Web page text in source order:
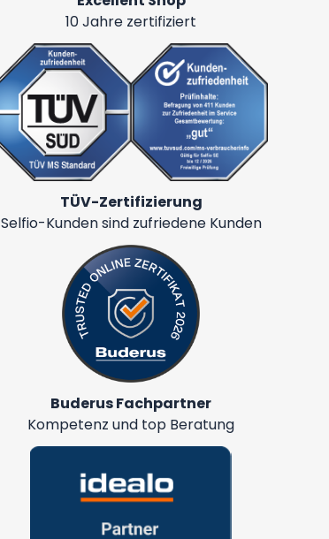
10 Jahre zertifiziert
TÜV-Zertifizierung
Selfio-Kunden sind zufriedene Kunden
Buderus Fachpartner
Kompetenz und top Beratung